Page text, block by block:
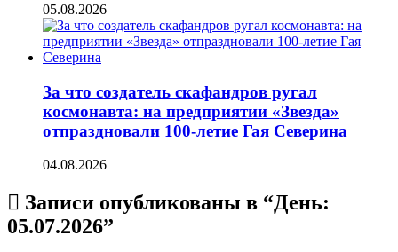
05.08.2026
За что создатель скафандров ругал
космонавта: на предприятии «Звезда»
отпраздновали 100-летие Гая Северина
04.08.2026
Записи опубликованы в “День:
05.07.2026”